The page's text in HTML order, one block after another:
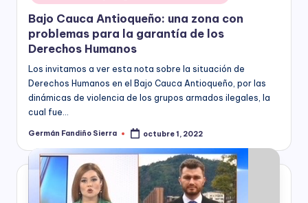
derechos
humanos,
equidad
de
género,
marketing
político,
de
ciudadanía,
cultura
ciudadana,
responsabilidad
Bajo Cauca Antioqueño: una zona con
problemas para la garantía de los
Derechos Humanos
Los invitamos a ver esta nota sobre la situación de
Derechos Humanos en el Bajo Cauca Antioqueño, por las
dinámicas de violencia de los grupos armados ilegales, la
cual fue…
Publicado
Germán Fandiño Sierra octubre 1, 2022